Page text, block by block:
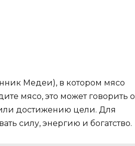
Медеи), в котором мясо
мясо, это может говорить о
достижению цели. Для
силу, энергию и богатство.